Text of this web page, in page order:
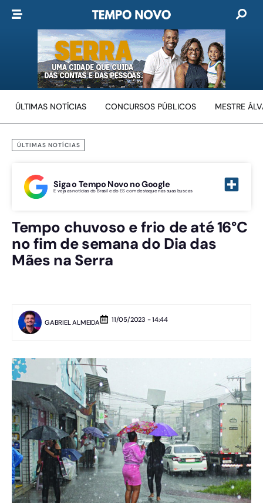
ÚLTIMAS NOTÍCIAS CONCURSOS PÚBLICOS MESTRE
ÚLTIMAS NOTÍCIAS
Siga o Tempo Novo no Google
E veja as notícias do Brasil e do ES com destaque nas suas buscas
Tempo chuvoso e frio de até 16°C
no fim de semana do Dia das
Mães na Serra
GABRIEL ALMEIDA 11/05/2023 - 14:44